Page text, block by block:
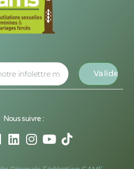
Nous suivre :